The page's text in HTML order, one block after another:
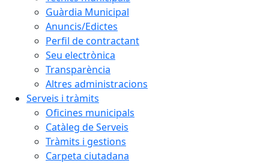
Guàrdia Municipal
Anuncis/Edictes
Perfil de contractant
Seu electrònica
Transparència
Altres administracions
Serveis i tràmits
Oficines municipals
Catàleg de Serveis
Tràmits i gestions
Carpeta ciutadana